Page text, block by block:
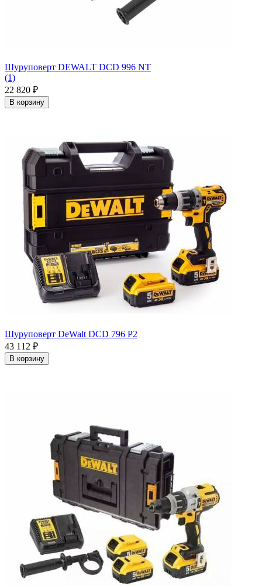
Шуруповерт DEWALT DCD 996 NT
(1)
22 820 ₽
В корзину
Шуруповерт DeWalt DCD 796 P2
43 112 ₽
В корзину